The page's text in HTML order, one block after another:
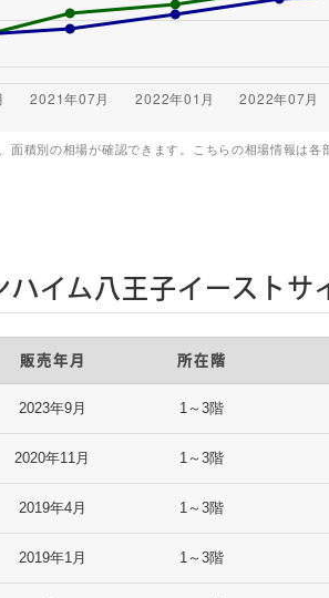
面積別の相場が確認できます。こちらの相場情報は
ハイム八王子イーストサ
販売年月 所在階
2023年9月 1～3階
2020年11月 1～3階
2019年4月 1～3階
2019年1月 1～3階